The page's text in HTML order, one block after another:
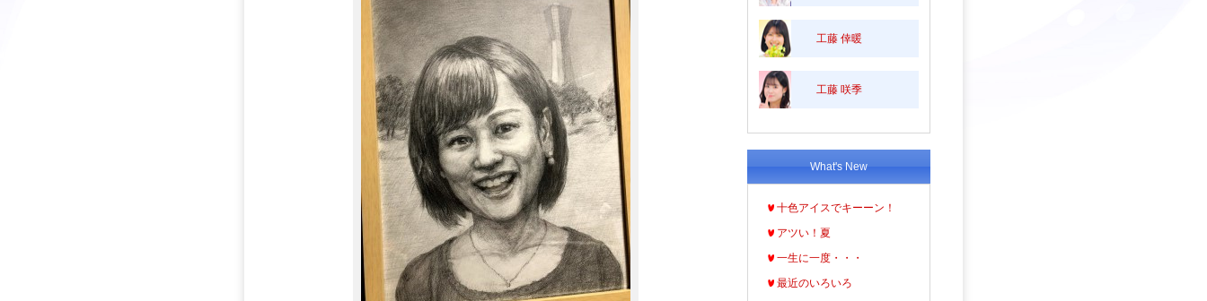
工藤 倖暖
工藤 咲季
What's New
十色アイスでキーーン！
アツい！夏
一生に一度・・・
最近のいろいろ